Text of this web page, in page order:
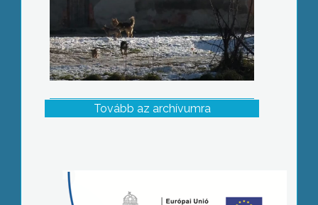
Tovább az archívumra